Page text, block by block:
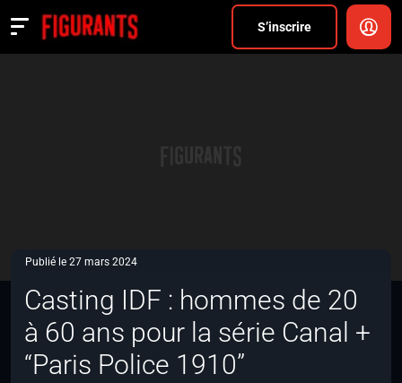
S’inscrire
Actualités
Publié le 27 mars 2024
Casting IDF : hommes de 20
à 60 ans pour la série Canal +
“Paris Police 1910”